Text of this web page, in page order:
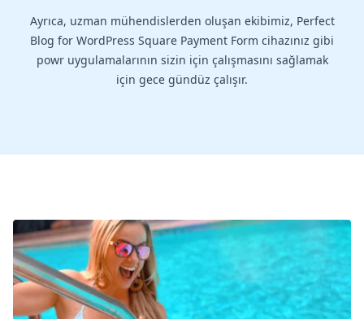
Ayrıca, uzman mühendislerden oluşan ekibimiz, Perfect
Blog for WordPress Square Payment Form cihazınız gibi
powr uygulamalarının sizin için çalışmasını sağlamak
için gece gündüz çalışır.